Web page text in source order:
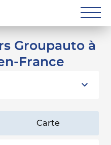
Groupauto à
France
Carte